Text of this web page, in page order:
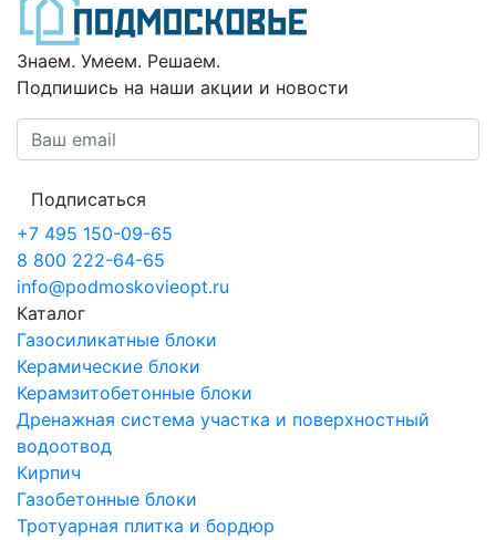
Знаем. Умеем. Решаем.
Подпишись на наши акции и новости
Подписаться
+7 495 150-09-65
8 800 222-64-65
info@podmoskovieopt.ru
Каталог
Газосиликатные блоки
Керамические блоки
Керамзитобетонные блоки
Дренажная система участка и поверхностный
водоотвод
Кирпич
Газобетонные блоки
Тротуарная плитка и бордюр